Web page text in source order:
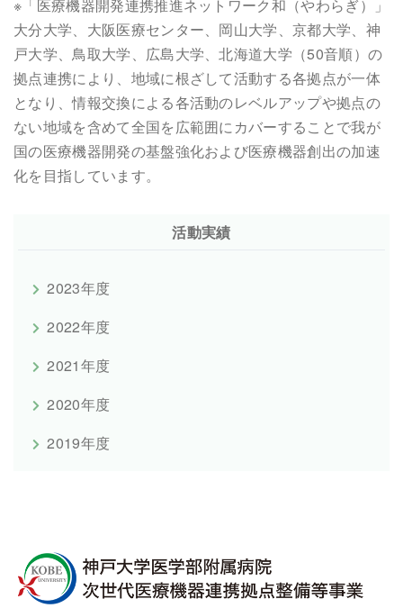
※「医療機器開発連携推進ネットワーク和（やわらぎ）」
大分大学、大阪医療センター、岡山大学、京都大学、神
戸大学、鳥取大学、広島大学、北海道大学（50音順）の
拠点連携により、地域に根ざして活動する各拠点が一体
となり、情報交換による各活動のレベルアップや拠点の
ない地域を含めて全国を広範囲にカバーすることで我が
国の医療機器開発の基盤強化および医療機器創出の加速
化を目指しています。
活動実績
2023年度
2022年度
2021年度
2020年度
2019年度